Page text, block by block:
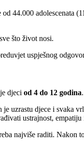
44.000 adolescenata
što život nosi.
uspješnog
djeci od 4 do 12 godina.
uzrastu djece i svaka
ustrajnost,
najviše raditi. Nakon